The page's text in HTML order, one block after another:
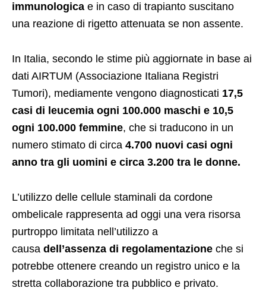
immunologica e in caso di trapianto suscitano
una reazione di rigetto attenuata se non assente.
In Italia, secondo le stime più aggiornate in base ai
dati AIRTUM (Associazione Italiana Registri
Tumori), mediamente vengono diagnosticati 17,5
casi di leucemia ogni 100.000 maschi e 10,5
ogni 100.000 femmine, che si traducono in un
numero stimato di circa 4.700 nuovi casi ogni
anno tra gli uomini e circa 3.200 tra le donne.
L’utilizzo delle cellule staminali da cordone
ombelicale rappresenta ad oggi una vera risorsa
purtroppo limitata nell’utilizzo a
causa dell’assenza di regolamentazione che si
potrebbe ottenere creando un registro unico e la
stretta collaborazione tra pubblico e privato.